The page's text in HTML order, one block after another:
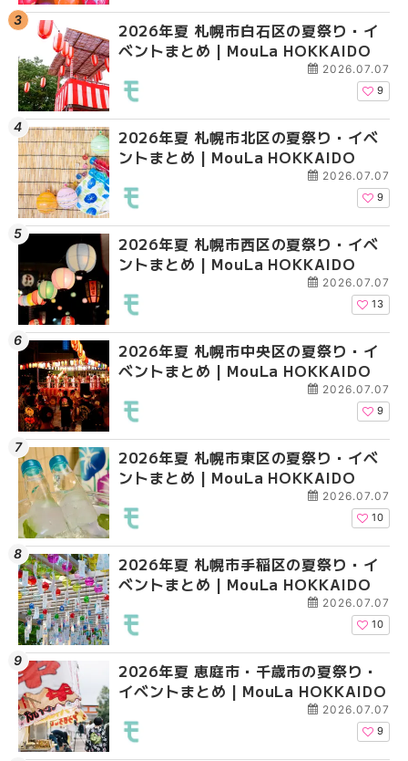
2026年夏 札幌市白石区の夏祭り・イ
ベントまとめ | MouLa HOKKAIDO
2026.07.07
9
2026年夏 札幌市北区の夏祭り・イベ
ントまとめ | MouLa HOKKAIDO
2026.07.07
9
2026年夏 札幌市西区の夏祭り・イベ
ントまとめ | MouLa HOKKAIDO
2026.07.07
13
2026年夏 札幌市中央区の夏祭り・イ
ベントまとめ | MouLa HOKKAIDO
2026.07.07
9
2026年夏 札幌市東区の夏祭り・イベ
ントまとめ | MouLa HOKKAIDO
2026.07.07
10
2026年夏 札幌市手稲区の夏祭り・イ
ベントまとめ | MouLa HOKKAIDO
2026.07.07
10
2026年夏 恵庭市・千歳市の夏祭り・
イベントまとめ | MouLa HOKKAIDO
2026.07.07
9
2026年夏 札幌市西区
ントまとめ | MouLa
2026年夏 札幌市北区
ントまとめ | MouLa
2026年夏 札幌市豊平
ベントまとめ |
2026年夏 札幌市清田
ベントまとめ |
2026年夏 札幌市手稲
ベントまとめ |
2026年夏 札幌市南区
ントまとめ | MouLa
2026年夏 札幌市中央
ベントまとめ |
2026年夏 札幌市白石
ベントまとめ |
2026年夏 札幌市西区
ントまとめ | MouLa
2026年夏 札幌市清田
ベントまとめ |
2026年夏 札幌市手稲
ベントまとめ |
2026年夏 札幌市豊平
ベントまとめ |
2026年夏 札幌市東区
ントまとめ | MouLa
2026年夏 札幌市南区
ントまとめ | MouLa